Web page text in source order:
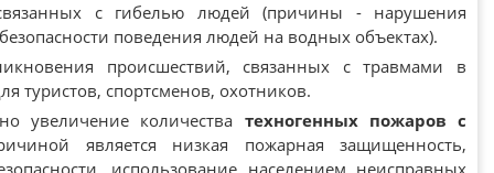
с гибелью людей (причины - нарушения
поведения людей на водных объектах).
происшествий, связанных с травмами в
туристов, спортсменов, охотников.
увеличение количества техногенных пожаров с
является низкая пожарная защищенность,
использование населением неисправных